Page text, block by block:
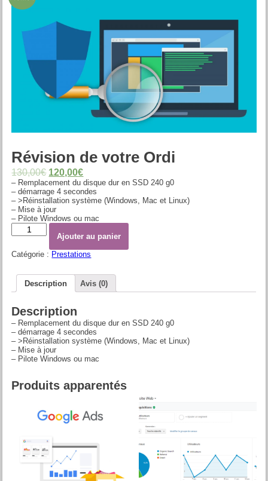
Révision de votre Ordi
130,00€ 120,00€
– Remplacement du disque dur en SSD 240 g0
– démarrage 4 secondes
– >Réinstallation système (Windows, Mac et Linux)
– Mise à jour
– Pilote Windows ou mac
Quantité
Ajouter au panier
Catégorie : Prestations
Description Avis (0)
Description
– Remplacement du disque dur en SSD 240 g0
– démarrage 4 secondes
– >Réinstallation système (Windows, Mac et Linux)
– Mise à jour
– Pilote Windows ou mac
Produits apparentés